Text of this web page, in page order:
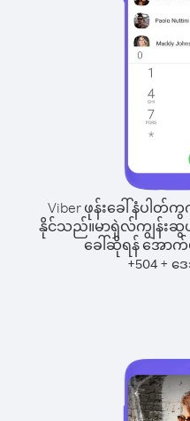
Viber ဖုန်းခေါ်နံပါတ်
နိုင်သည်။မာရှဲလ်ကျွန်းဆွယ်
ခေါ်ဆိုရန် အောက်
+504+ ဒ